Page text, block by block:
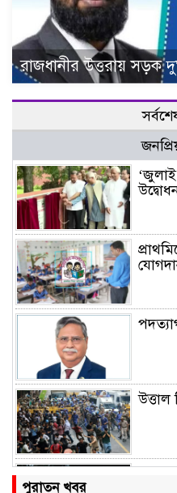
রাজধানীর উত্তরায় সড়ক
উত্তাল
পুরাতন খবর